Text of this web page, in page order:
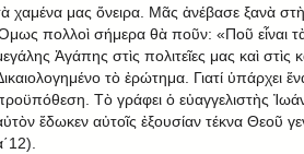
χαμένα μας ὄνειρα. Μᾶς ἀνέβασε ξανὰ
πολλοὶ σήμερα θὰ ποῦν: «Ποῦ εἶναι
Ἀγάπης στὶς πολιτεῖες μας καὶ στὶς
τὸ ἐρώτημα. Γιατί ὑπάρχει
Τὸ γράφει ὁ εὐαγγελιστὴς
ἔδωκεν αὐτοῖς ἐξουσίαν τέκνα Θεοῦ